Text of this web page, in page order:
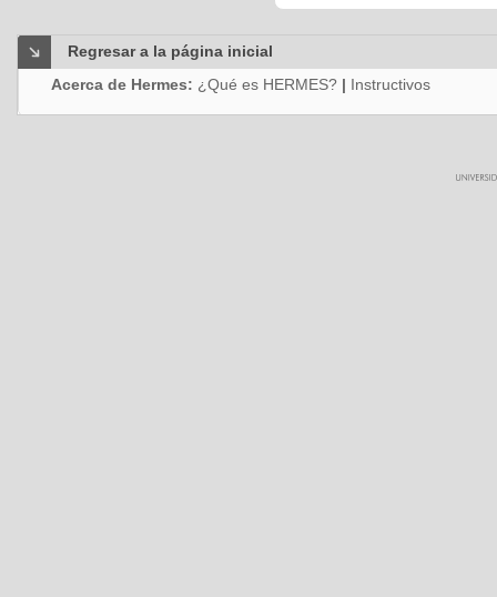
Regresar a la página inicial
Acerca de Hermes: ¿Qué es HERMES? | Instructivos